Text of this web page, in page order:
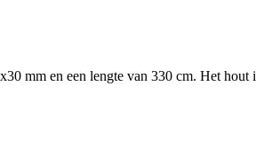
mm en een lengte van 330 cm. Het hout